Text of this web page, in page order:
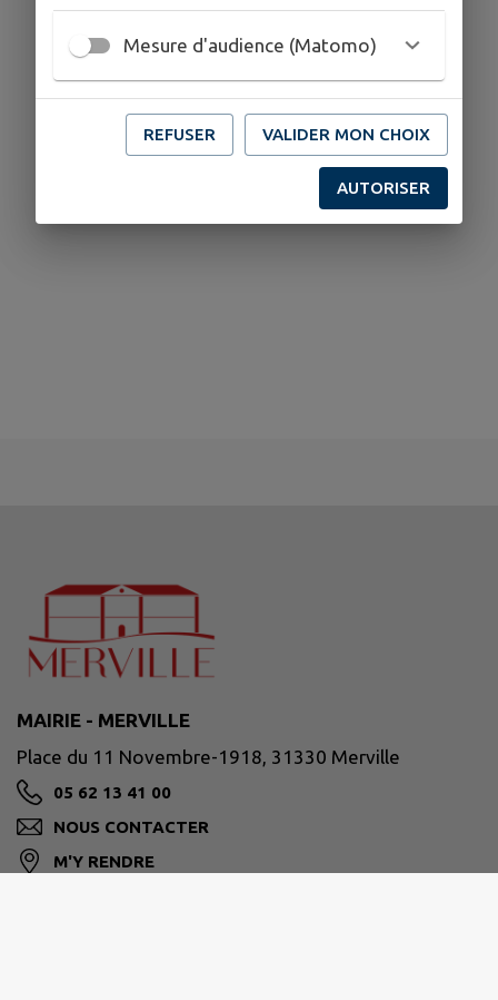
MAIRIE - MERVILLE
Place du 11 Novembre-1918, 31330 Merville
05 62 13 41 00
NOUS CONTACTER
M'Y RENDRE
Mesure d'audience (Matomo)
REFUSER VALIDER MON CHOIX
AUTORISER